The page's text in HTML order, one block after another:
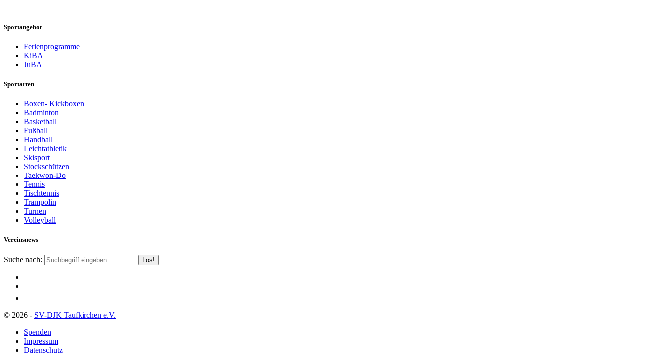
Sportangebot
Ferienprogramme
KiBA
JuBA
Sportarten
Boxen- Kickboxen
Badminton
Basketball
Fußball
Handball
Leichtathletik
Skisport
Stockschützen
Taekwon-Do
Tennis
Tischtennis
Trampolin
Turnen
Volleyball
Vereinsnews
Suche nach:
© 2026 - SV-DJK Taufkirchen e.V.
Spenden
Impressum
Datenschutz